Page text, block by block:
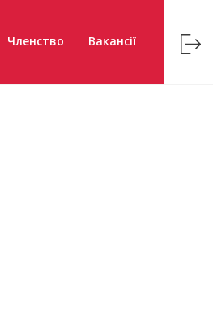
Членство Вакансії